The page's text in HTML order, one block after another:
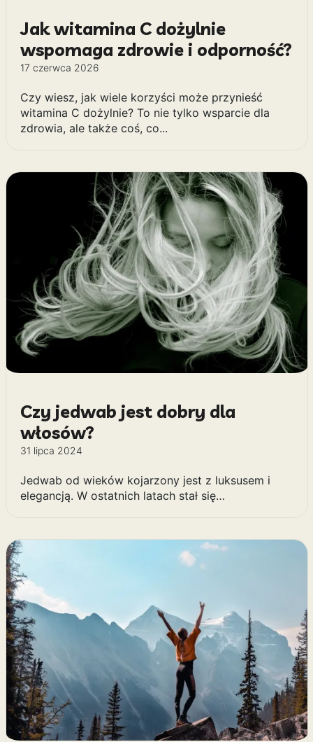
Jak witamina C dożylnie
wspomaga zdrowie i odporność?
17 czerwca 2026
Czy wiesz, jak wiele korzyści może przynieść
witamina C dożylnie? To nie tylko wsparcie dla
zdrowia, ale także coś, co...
Czy jedwab jest dobry dla
włosów?
31 lipca 2024
Jedwab od wieków kojarzony jest z luksusem i
elegancją. W ostatnich latach stał się…